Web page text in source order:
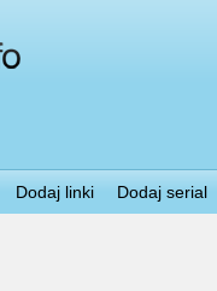
Dodaj linki Dodaj serial